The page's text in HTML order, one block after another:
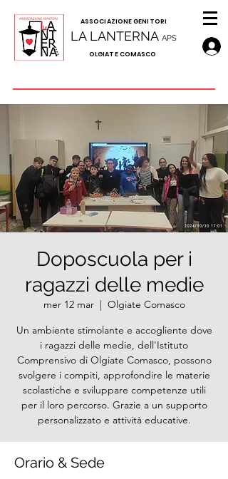
LA LANTERNA APS
ASSOCIAZIONE GENITORI
OLGIATE COMASCO
Doposcuola per i
ragazzi delle medie
mer 12 mar
  |
Olgiate Comasco
Un ambiente stimolante e accogliente dove
i ragazzi delle medie, dell'Istituto
Comprensivo di Olgiate Comasco, possono
svolgere i compiti, approfondire le materie
scolastiche e sviluppare competenze utili
per il loro percorso. Grazie a un supporto
personalizzato e attività educative.
Orario & Sede